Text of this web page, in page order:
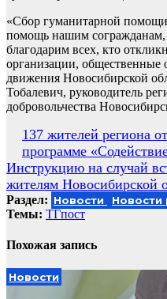
«Сбор гуманитарной
помощь нашим согражданам,
благодарим всех, кто
организации,
движения Новосибирской
Тобалевич, руководитель
добровольчества
Навигация
по
записям
137 жителей региона
программе
Инструкцию на случай
жителям Новосибирской
Раздел: Новости Новости
Темы: ТГпост
Похожая запись
Новости